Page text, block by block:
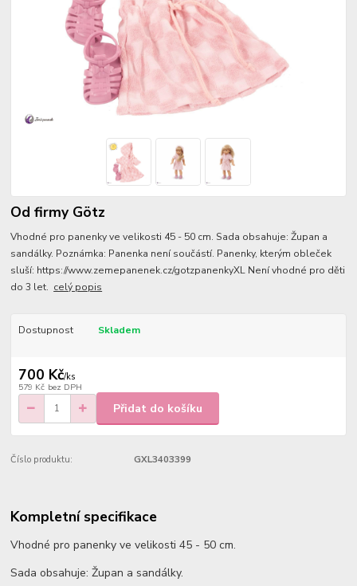
Od firmy Götz
Vhodné pro panenky ve velikosti 45 - 50 cm. Sada obsahuje: Župan a
sandálky. Poznámka: Panenka není součástí. Panenky, kterým obleček
sluší: https://www.zemepanenek.cz/gotzpanenkyXL Není vhodné pro děti
do 3 let. celý popis
Dostupnost Skladem
700 Kč/ks
579 Kč bez DPH
Přidat do košíku
Číslo produktu: GXL3403399
Kompletní specifikace
Vhodné pro panenky ve velikosti 45 - 50 cm.
Sada obsahuje: Župan a sandálky.